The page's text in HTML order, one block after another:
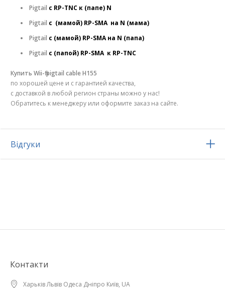
Рigtail с RP-TNC к (папе) N
Рigtail с (мамой) RP-SMA на N (мама)
Рigtail с (мамой) RP-SMA на N (папа)
Рigtail с (папой) RP-SMA к RP-TNC
Купить Wii-fi pigtail cable H155
по хорошей цене и с гарантией качества,
с доставкой в любой регион страны можно у нас!
Обратитесь к менеджеру или оформите заказ на сайте.
Відгуки
Контакти
Харьків Львів Одеса Дніпро Київ, UA